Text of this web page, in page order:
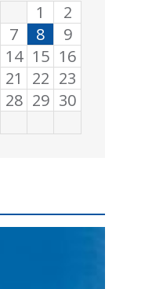
1
2
7 8
9
14 15 16
21 22 23
28 29 30